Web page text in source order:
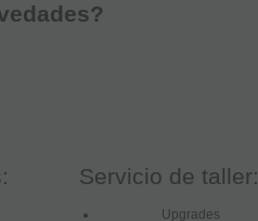
Servicio de taller:
Upgrades